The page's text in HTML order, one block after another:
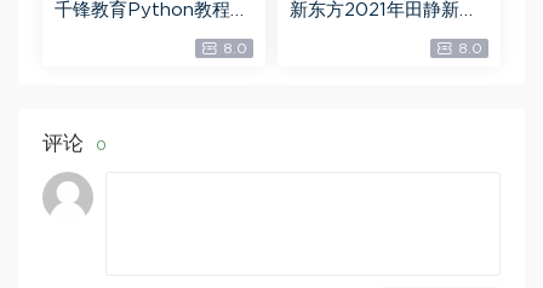
千锋教育Python教程：
700集零基础Python入
门到精通教程（爬虫+办
度网盘分享
8.0
新东方2021年田静新概
念二册教学视频（14.6G
高清视频），百度网盘
8.0
评论 0